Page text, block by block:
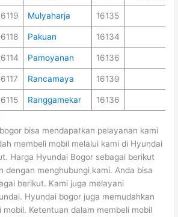
Mulyaharja 16135
Pakuan 16134
Pamoyanan 16136
Rancamaya 16139
Ranggamekar
16136
bisa mendapatkan pelayanan kami
membeli mobil melalui kami di Hyundai
Harga Hyundai Bogor sebagai berikut
dengan menghubungi kami. Anda bisa
berikut. Kami juga melayani
Hyundai bogor juga memudahkan
mobil. Ketentuan dalam membeli mobil